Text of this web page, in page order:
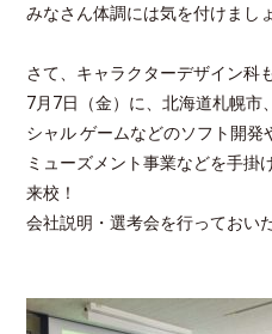
みなさん体調には気を付けまし
さて、キャラクターデザイン科
7月7日（金）に、北海道札幌市
シャル ゲームなどのソフト開
ミューズメント事業などを手掛
来校！
会社説明・選考会を行っておい